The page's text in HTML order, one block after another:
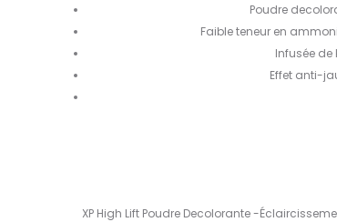
Poudre
Faible teneur en
Infusée
Effet anti-
XP High Lift Poudre Decolorante -